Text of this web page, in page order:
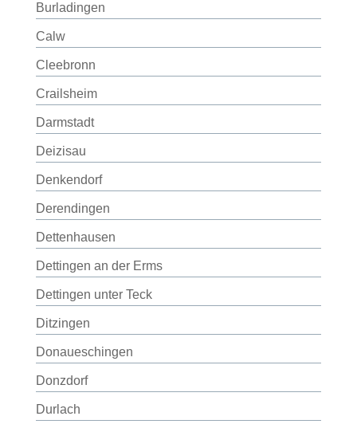
Burladingen
Calw
Cleebronn
Crailsheim
Darmstadt
Deizisau
Denkendorf
Derendingen
Dettenhausen
Dettingen an der Erms
Dettingen unter Teck
Ditzingen
Donaueschingen
Donzdorf
Durlach